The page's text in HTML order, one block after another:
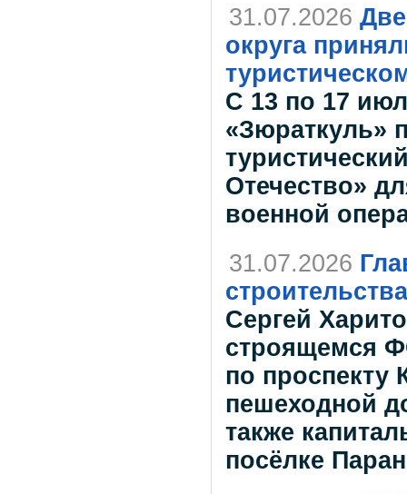
31.07.2026
округа
С 13 по 17
«Зюраткуль»
Отечество»
военной
31.07.2026
строительства
Сергей
строящемся
по проспекту
пешеходной
также
посёлке